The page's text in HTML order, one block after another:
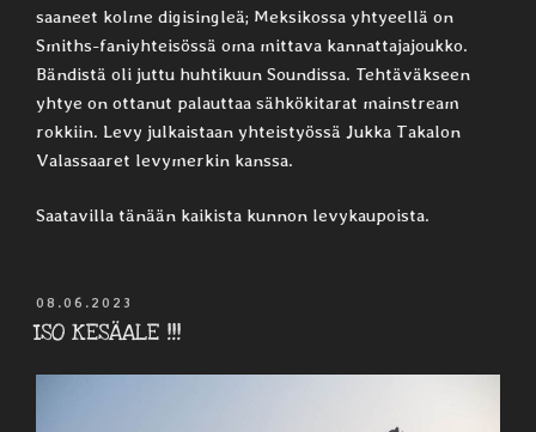
saaneet kolme digisingleä; Meksikossa yhtyeellä on
Smiths-faniyhteisössä oma mittava kannattajajoukko.
Bändistä oli juttu huhtikuun Soundissa. Tehtäväkseen
yhtye on ottanut palauttaa sähkökitarat mainstream
rokkiin. Levy julkaistaan yhteistyössä Jukka Takalon
Valassaaret levymerkin kanssa.
Saatavilla tänään kaikista kunnon levykaupoista.
JULKAISTU
08.06.2023
ISO KESÄALE !!!